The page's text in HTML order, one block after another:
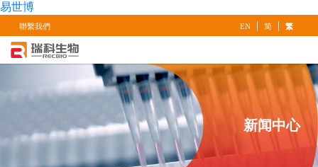
易世博
聯繫我們 EN | 简 | 繁
新闻中心